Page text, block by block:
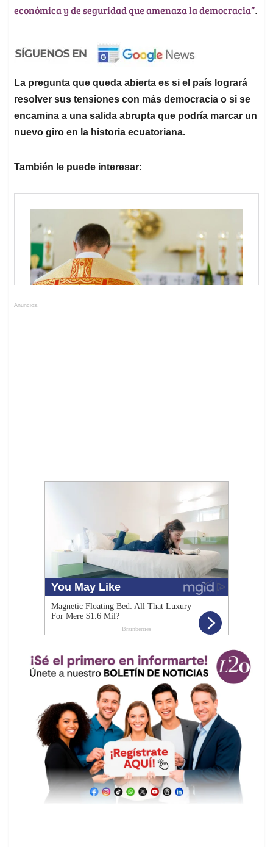
económica y de seguridad que amenaza la democracia”.
La pregunta que queda abierta es si el país logrará
resolver sus tensiones con más democracia o si se
encamina a una salida abrupta que podría marcar un
nuevo giro en la historia ecuatoriana.
También le puede interesar:
Anuncios.